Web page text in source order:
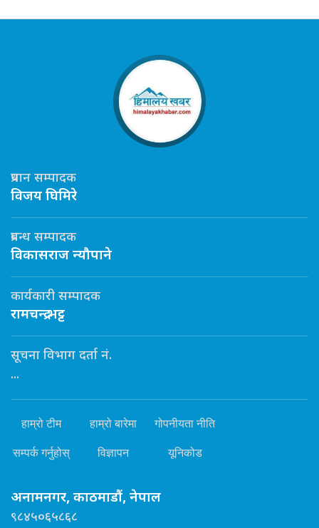
प्रधान सम्पादक
विजय घिमिरे
प्रबन्ध सम्पादक
विकासराज न्यौपाने
कार्यकारी सम्पादक
रामचन्द्र भट्ट
सूचना विभाग दर्ता नं.
...
हाम्रो टीम हाम्रो बारेमा गोपनीयता नीति
सम्पर्क गर्नुहोस् विज्ञापन यूनिकोड
अनामनगर, काठमाडौं, नेपाल
९८४५०६५८६८